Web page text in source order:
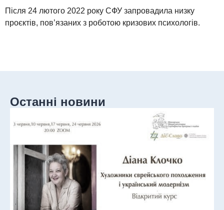
Після 24 лютого 2022 року СФУ запровадила низку
проєктів, пов’язаних з роботою кризових психологів.
Останні новини